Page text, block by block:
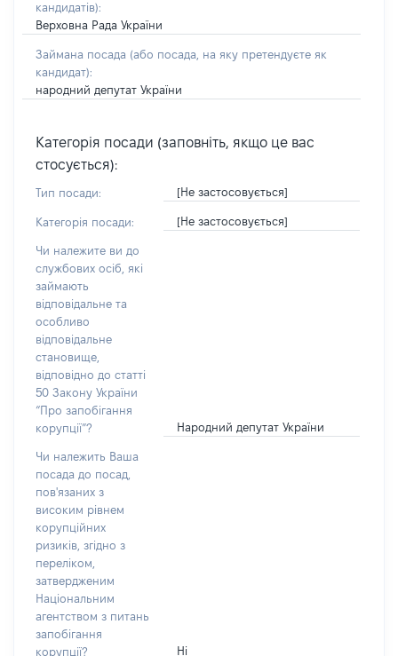
кандидатів):
Верховна Рада України
Займана посада (або посада, на яку претендуєте як
кандидат):
народний депутат України
Категорія посади (заповніть, якщо це вас
стосується):
Тип посади: [Не застосовується]
Категорія посади: [Не застосовується]
Чи належите ви до
службових осіб, які
займають
відповідальне та
особливо
відповідальне
становище,
відповідно до статті
50 Закону України
“Про запобігання
корупції”?
Народний депутат України
Чи належить Ваша
посада до посад,
пов'язаних з
високим рівнем
корупційних
ризиків, згідно з
переліком,
затвердженим
Національним
агентством з питань
запобігання
корупції?
Ні